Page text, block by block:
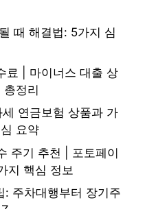
때 해결법: 5가지 심
료 | 마이너스 대출 상
정리
연금보험 상품과 가
요약
주기 추천 | 포토페이
지 핵심 정보
: 주차대행부터 장기주